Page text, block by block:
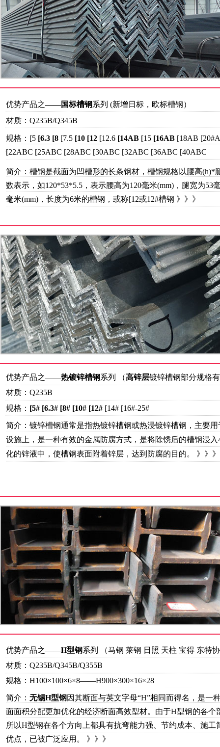
优势产品之——国标槽钢系列 (新增日标，欧标槽钢）
材质：Q235B/Q345B
规格：[5 [6.3 [8 [7.5 [10 [12 [12.6 [14AB [15 [16AB [18AB
[22ABC [25ABC [28ABC [30ABC [32ABC [36ABC [40ABC
简介：槽钢是截面为凹槽形的长条钢材，槽钢规格以腰高(h)*
数表示，如120*53*5.5，表示腰高为120毫米(mm)，腿宽为53
毫米(mm)，长度为6米的槽钢，或称[12或12#槽钢 》》》
优势产品之——热镀锌槽钢系列 （高锌层镀锌槽钢部分规格
材质：Q235B
规格： [5# [6.3# [8# [10# [12# [14# [16#-25#
简介：镀锌槽钢通常是指热镀锌槽钢或热浸镀锌槽钢，主要
设施上，是一种有效的金属防腐方式，是将除锈后的槽钢浸入
化的锌液中，使槽钢表面附着锌层，达到防腐的目的。
》》》
优势产品之——H型钢系列 （马钢 莱钢 日照 天柱 宝得 东特
材质：Q235B/Q345B/Q355B
规格：H100×100×6×8——H900×300×16×28
简介： 无锡H型钢 因其断面与英文字母“H”相同而得名，是一
面面积分配更加优化的经济断面高效型材。由于H型钢的各个
所以H型钢在各个方向上都具有抗弯能力强、节约成本、施工
优点，已被广泛应用。
》》》